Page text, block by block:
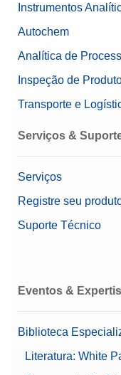
Instrumentos
Autochem
Analítica de
Inspeção de
Transporte e
Serviços &
Serviços
Registre seu
Suporte Técnico
Eventos &
Biblioteca
Literatura: White